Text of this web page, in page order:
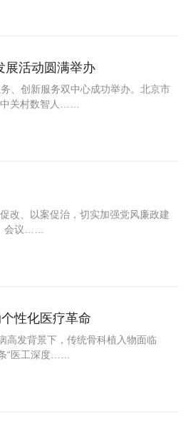
活动圆满举办
、创新服务双中心成功举办。北京市
关村数智人……
改、以案促治，切实加强党风廉政建
会议……
性化医疗革命
高发背景下，传统骨科植入物面临
“医工深度……